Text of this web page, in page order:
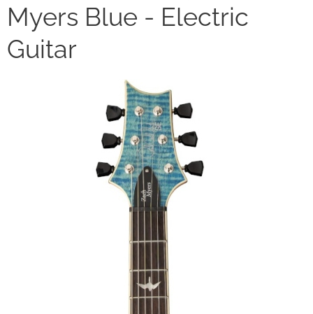
Myers Blue - Electric
Guitar